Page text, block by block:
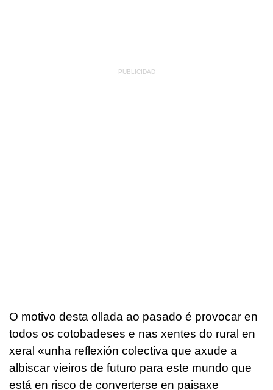
O motivo desta ollada ao pasado é provocar en
todos os cotobadeses e nas xentes do rural en
xeral «unha reflexión colectiva que axude a
albiscar vieiros de futuro para este mundo que
está en risco de converterse en paisaxe